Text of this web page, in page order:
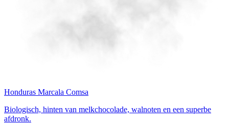
Honduras Marcala Comsa
Biologisch, hinten van melkchocolade, walnoten en een superbe
afdronk.